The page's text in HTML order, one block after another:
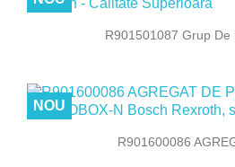
R901501087 Grup De
R901600086
NOU